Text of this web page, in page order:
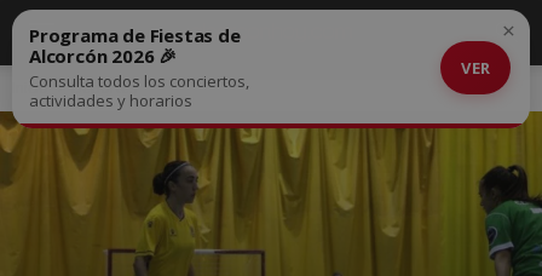
Inicio Deportes
Programa de Fiestas de
Alcorcón 2026 🎉
Consulta todos los conciertos,
actividades y horarios
VER
×